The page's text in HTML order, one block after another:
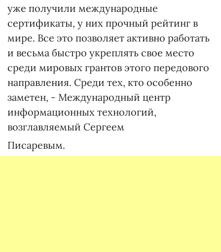
уже получили международные
сертификаты, у них прочный рейтинг в
мире. Все это позволяет активно работать
и весьма быстро укреплять свое место
среди мировых грантов этого передового
направления. Среди тех, кто особенно
заметен, - Международный центр
информационных технологий,
возглавляемый Сергеем
Писаревым.